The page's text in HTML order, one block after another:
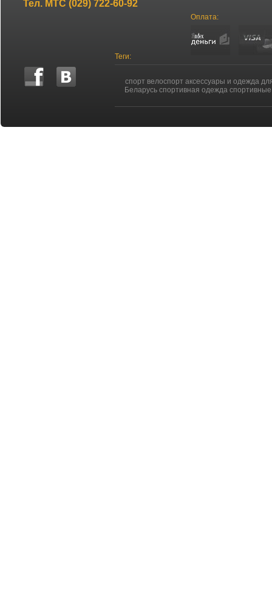
Тел. МТС (029) 722-60-92
Оплата:
Теги:
спорт велоспорт аксессуары и одежда
Беларусь спортивная одежда